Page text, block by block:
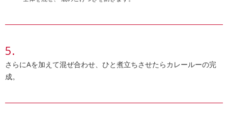
さらにAを加えて混ぜ合わせ、ひと煮立ちさせたらカレールーの完
成。